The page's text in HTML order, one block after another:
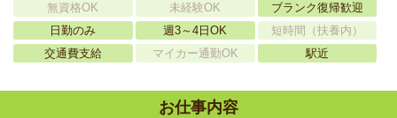
無資格OK 未経験OK
ブランク復帰歓迎
日勤のみ
週3～4日OK
短時間（扶養内）
交通費支給
マイカー通勤OK 駅近
お仕事内容